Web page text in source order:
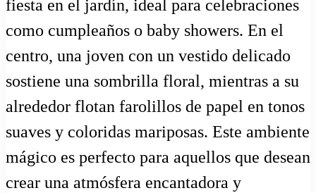
fiesta en el jardín, ideal para celebraciones
como cumpleaños o baby showers. En el
centro, una joven con un vestido delicado
sostiene una sombrilla floral, mientras a su
alrededor flotan farolillos de papel en tonos
suaves y coloridas mariposas. Este ambiente
mágico es perfecto para aquellos que desean
crear una atmósfera encantadora y